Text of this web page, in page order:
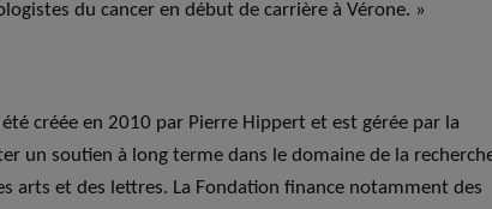
du cancer en début de carrière à Vérone. »
créée en 2010 par Pierre Hippert et est gérée par la
un soutien à long terme dans le domaine de la
arts et des lettres. La Fondation finance notamment des